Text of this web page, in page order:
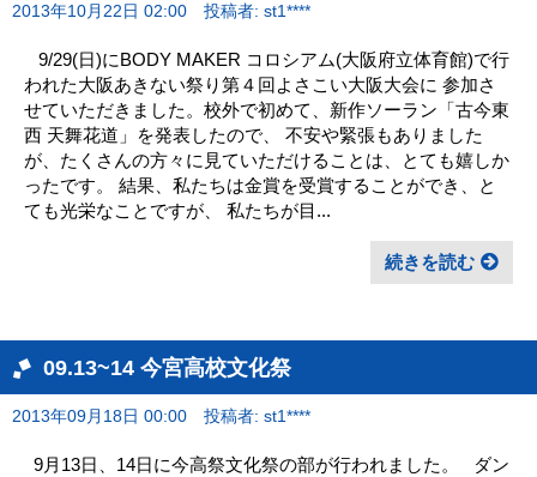
2013年10月22日 02:00 投稿者: st1****
9/29(日)にBODY MAKER コロシアム(大阪府立体育館)で行
われた大阪あきない祭り第４回よさこい大阪大会に 参加さ
せていただきました。校外で初めて、新作ソーラン「古今東
西 天舞花道」を発表したので、 不安や緊張もありました
が、たくさんの方々に見ていただけることは、とても嬉しか
ったです。 結果、私たちは金賞を受賞することができ、と
ても光栄なことですが、 私たちが目...
続きを読む
09.13~14 今宮高校文化祭
2013年09月18日 00:00 投稿者: st1****
9月13日、14日に今高祭文化祭の部が行われました。 ダン